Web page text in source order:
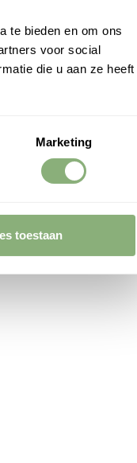
te bieden en om ons
voor social
die u aan ze heeft
Marketing
toestaan
Philips Hue GU10
Color 3-Pack